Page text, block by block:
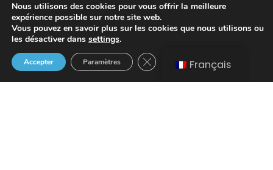
Appelez-nous au
Français
Nous utilisons des cookies pour vous offrir la meilleure
expérience possible sur notre site web.
Vous pouvez en savoir plus sur les cookies que nous utilisons ou
les désactiver dans settings.
Accepter Paramètres Fermer la bannière des cookies